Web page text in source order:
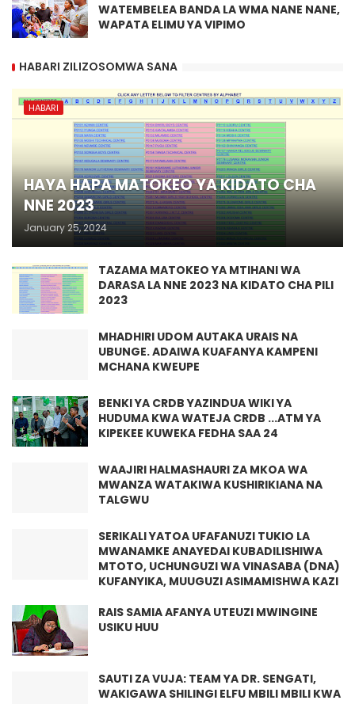
WATEMBELEA BANDA LA WMA NANE NANE,
WAPATA ELIMU YA VIPIMO
HABARI ZILIZOSOMWA SANA
HABARI
HAYA HAPA MATOKEO YA KIDATO CHA
NNE 2023
January 25, 2024
TAZAMA MATOKEO YA MTIHANI WA
DARASA LA NNE 2023 NA KIDATO CHA PILI
2023
MHADHIRI UDOM AUTAKA URAIS NA
UBUNGE. ADAIWA KUAFANYA KAMPENI
MCHANA KWEUPE
BENKI YA CRDB YAZINDUA WIKI YA
HUDUMA KWA WATEJA CRDB ...ATM YA
KIPEKEE KUWEKA FEDHA SAA 24
WAAJIRI HALMASHAURI ZA MKOA WA
MWANZA WATAKIWA KUSHIRIKIANA NA
TALGWU
SERIKALI YATOA UFAFANUZI TUKIO LA
MWANAMKE ANAYEDAI KUBADILISHIWA
MTOTO, UCHUNGUZI WA VINASABA (DNA)
KUFANYIKA, MUUGUZI ASIMAMISHWA KAZI
RAIS SAMIA AFANYA UTEUZI MWINGINE
USIKU HUU
SAUTI ZA VUJA: TEAM YA DR. SENGATI,
WAKIGAWA SHILINGI ELFU MBILI MBILI KWA